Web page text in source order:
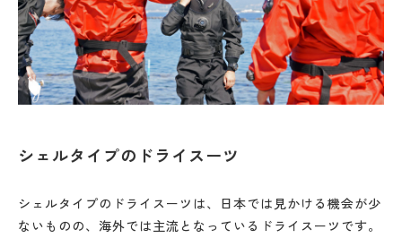
シェルタイプのドライスーツ
シェルタイプのドライスーツは、日本では見かける機会が少
ないものの、海外では主流となっているドライスーツです。